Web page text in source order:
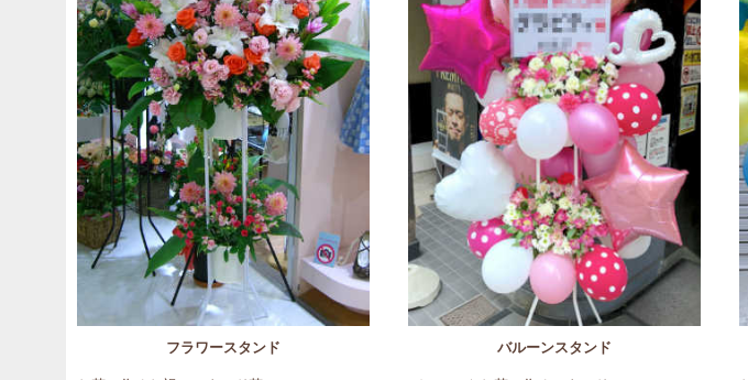
フラワースタンド バルーンスタンド